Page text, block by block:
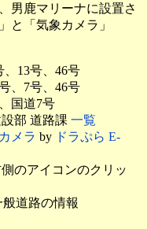
男鹿マリーナに設置さ
と「気象カメラ」
、13号、46号
、7号、46号
国道7号
部 道路課 一覧
メラ by ドラぷら E-
側のアイコンのクリッ
般道路の情報